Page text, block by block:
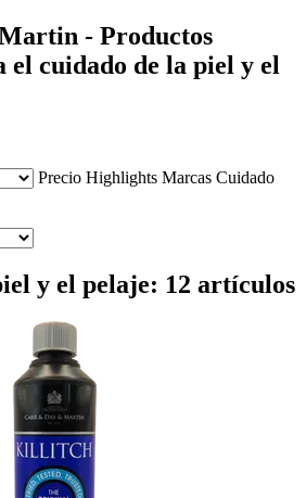
- Productos
el cuidado de la piel y el
Precio Highlights Marcas Cuidado
y el pelaje: 12 artículos